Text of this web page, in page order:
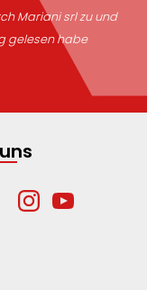
Mariani srl zu und
gelesen habe